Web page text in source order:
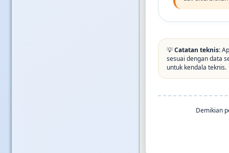
💡Catatan teknis:
sesuai dengan data
untuk kendala teknis.
Demikian